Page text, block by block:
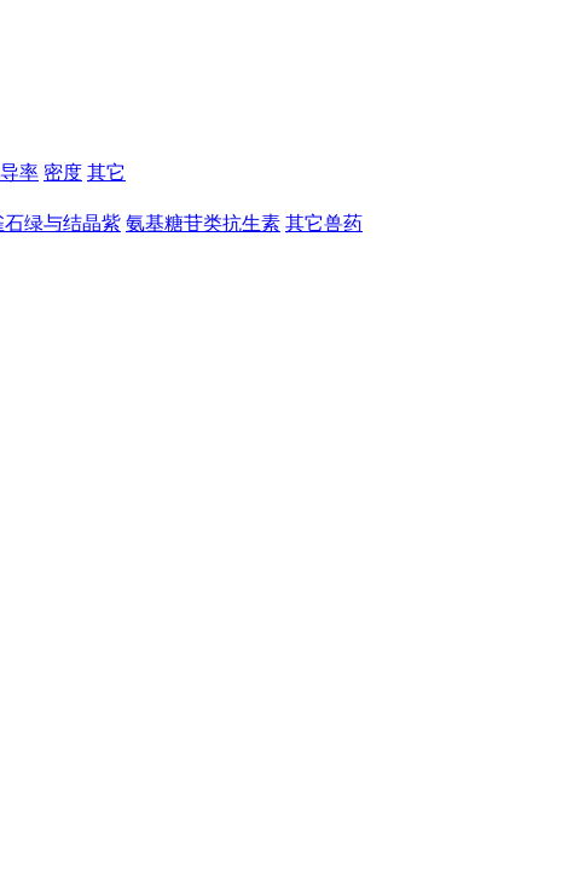
率 密度 其它
石绿与结晶紫 氨基糖苷类抗生素 其它兽药